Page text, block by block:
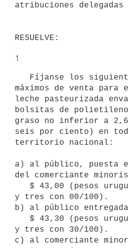
atribuciones delegadas
1
máximos de venta
leche pasteurizada
bolsitas de
graso no inferior a
seis por ciento) en
territorio nacional:
a) al público, puesta
del comerciante
y tres con 00/100).
b) al público
y tres con 30/100).
c) al comerciante